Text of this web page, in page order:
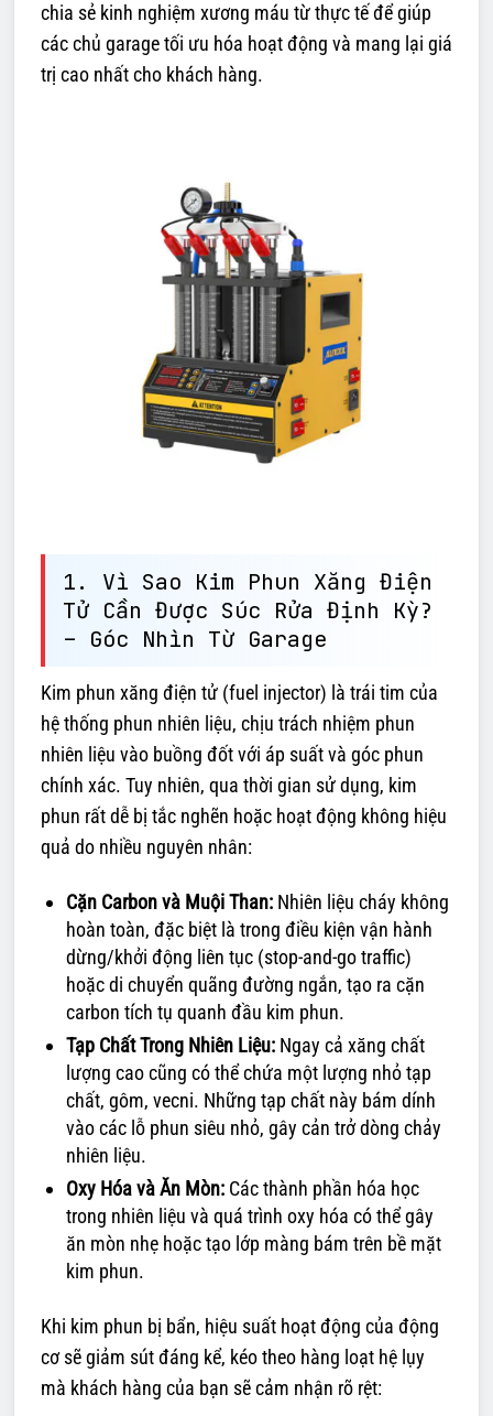
chia sẻ kinh nghiệm xương máu từ thực tế để giúp
các chủ garage tối ưu hóa hoạt động và mang lại giá
trị cao nhất cho khách hàng.
1. Vì Sao Kim Phun Xăng Điện
Tử Cần Được Súc Rửa Định Kỳ?
– Góc Nhìn Từ Garage
Kim phun xăng điện tử (fuel injector) là trái tim của
hệ thống phun nhiên liệu, chịu trách nhiệm phun
nhiên liệu vào buồng đốt với áp suất và góc phun
chính xác. Tuy nhiên, qua thời gian sử dụng, kim
phun rất dễ bị tắc nghẽn hoặc hoạt động không hiệu
quả do nhiều nguyên nhân:
Cặn Carbon và Muội Than: Nhiên liệu cháy không
hoàn toàn, đặc biệt là trong điều kiện vận hành
dừng/khởi động liên tục (stop-and-go traffic)
hoặc di chuyển quãng đường ngắn, tạo ra cặn
carbon tích tụ quanh đầu kim phun.
Tạp Chất Trong Nhiên Liệu: Ngay cả xăng chất
lượng cao cũng có thể chứa một lượng nhỏ tạp
chất, gôm, vecni. Những tạp chất này bám dính
vào các lỗ phun siêu nhỏ, gây cản trở dòng chảy
nhiên liệu.
Oxy Hóa và Ăn Mòn: Các thành phần hóa học
trong nhiên liệu và quá trình oxy hóa có thể gây
ăn mòn nhẹ hoặc tạo lớp màng bám trên bề mặt
kim phun.
Khi kim phun bị bẩn, hiệu suất hoạt động của động
cơ sẽ giảm sút đáng kể, kéo theo hàng loạt hệ lụy
mà khách hàng của bạn sẽ cảm nhận rõ rệt: